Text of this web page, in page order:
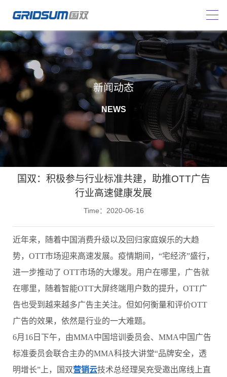
新闻动态
NEWS
国双：积极参与行业标准共建，助推OTT广告
行业高速健康发展
Time：2020-06-16
近年来，随着中国消费升级以及回归家庭娱乐的大趋
势，OTT市场迎来高速发展。疫情期间，“宅经济”盛行，
进一步推动了 OTT市场的大爆发。用户在哪里，广告就
在哪里，随着智能OTT大屏终端用户数的提升，OTT广
告也受到越来越多广告主关注。但如何衡量和评价OTT
广告的效果，依然是行业的一大难题。
6月16日下午，由MMA中国培训委员会、MMA中国广告
标准委员会联合主办的MMA科技大讲堂“品牌安全，透
明增长”上，国双营销云技术总经理吴充受邀出席线上直